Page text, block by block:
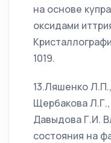
на основе
оксидами
1019.
13.Ляшенко
Щербакова
Давыдова Г.И.
состояния на